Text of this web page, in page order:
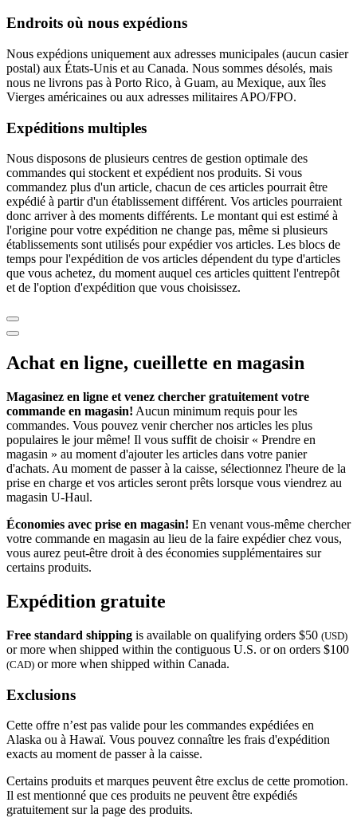
Endroits où nous expédions
Nous expédions uniquement aux adresses municipales (aucun casier
postal) aux États-Unis et au Canada. Nous sommes désolés, mais
nous ne livrons pas à Porto Rico, à Guam, au Mexique, aux îles
Vierges américaines ou aux adresses militaires APO/FPO.
Expéditions multiples
Nous disposons de plusieurs centres de gestion optimale des
commandes qui stockent et expédient nos produits. Si vous
commandez plus d'un article, chacun de ces articles pourrait être
expédié à partir d'un établissement différent. Vos articles pourraient
donc arriver à des moments différents. Le montant qui est estimé à
l'origine pour votre expédition ne change pas, même si plusieurs
établissements sont utilisés pour expédier vos articles. Les blocs de
temps pour l'expédition de vos articles dépendent du type d'articles
que vous achetez, du moment auquel ces articles quittent l'entrepôt
et de l'option d'expédition que vous choisissez.
Achat en ligne, cueillette en magasin
Magasinez en ligne et venez chercher gratuitement votre
commande en magasin! Aucun minimum requis pour les
commandes. Vous pouvez venir chercher nos articles les plus
populaires le jour même! Il vous suffit de choisir « Prendre en
magasin » au moment d'ajouter les articles dans votre panier
d'achats. Au moment de passer à la caisse, sélectionnez l'heure de la
prise en charge et vos articles seront prêts lorsque vous viendrez au
magasin U-Haul.
Économies avec prise en magasin! En venant vous-même chercher
votre commande en magasin au lieu de la faire expédier chez vous,
vous aurez peut-être droit à des économies supplémentaires sur
certains produits.
Expédition gratuite
Free standard shipping is available on qualifying orders $50 (USD)
or more when shipped within the contiguous U.S. or on orders $100
(CAD) or more when shipped within Canada.
Exclusions
Cette offre n’est pas valide pour les commandes expédiées en
Alaska ou à Hawaï. Vous pouvez connaître les frais d'expédition
exacts au moment de passer à la caisse.
Certains produits et marques peuvent être exclus de cette promotion.
Il est mentionné que ces produits ne peuvent être expédiés
gratuitement sur la page des produits.